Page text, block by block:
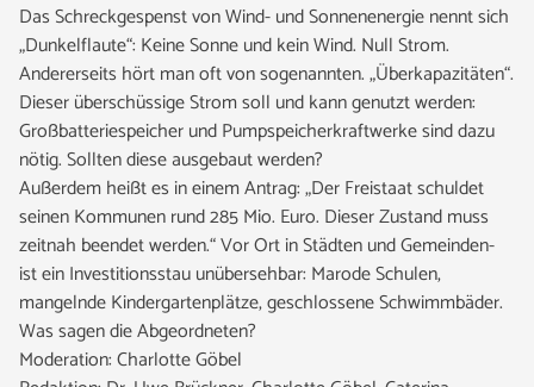
Das Schreckgespenst von Wind- und Sonnenenergie nennt sich
„Dunkelflaute“: Keine Sonne und kein Wind. Null Strom.
Andererseits hört man oft von sogenannten. „Überkapazitäten“.
Dieser überschüssige Strom soll und kann genutzt werden:
Großbatteriespeicher und Pumpspeicherkraftwerke sind dazu
nötig. Sollten diese ausgebaut werden?
Außerdem heißt es in einem Antrag: „Der Freistaat schuldet
seinen Kommunen rund 285 Mio. Euro. Dieser Zustand muss
zeitnah beendet werden.“ Vor Ort in Städten und Gemeinden-
ist ein Investitionsstau unübersehbar: Marode Schulen,
mangelnde Kindergartenplätze, geschlossene Schwimmbäder.
Was sagen die Abgeordneten?
Moderation: Charlotte Göbel